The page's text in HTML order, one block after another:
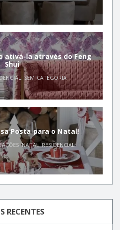
ativá-la através do Feng
Shui
,SEM CATEGORIA
Posta para o Natal!
,NATAL,RESIDENCIAL
RECENTES